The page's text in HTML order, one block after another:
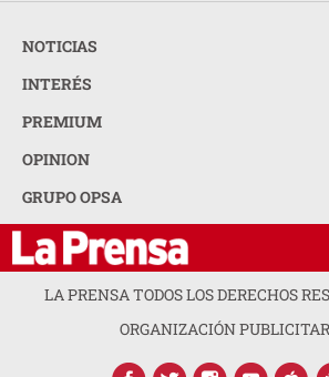
NOTICIAS
INTERÉS
PREMIUM
OPINION
GRUPO OPSA
LA PRENSA TODOS LOS DERECHOS
ORGANIZACIÓN